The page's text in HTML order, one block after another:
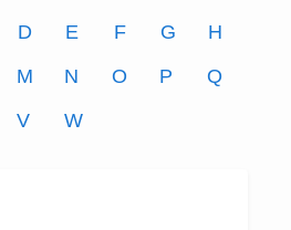
D E F G
H
M N O P
Q
V W